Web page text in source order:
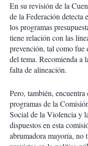
En su revisión de la
de la Federación detecta
los programas
tiene relación con las
prevención, tal como fue
del tema. Recomienda a
falta de alineación.
Pero, también,
programas de la
Social de la Violencia y
dispuestos en esta
abrumadora mayoría, no